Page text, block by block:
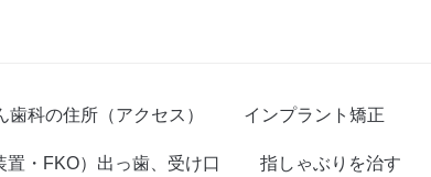
歯科の住所（アクセス） インプラント矯正
・FKO）出っ歯、受け口 指しゃぶりを治す